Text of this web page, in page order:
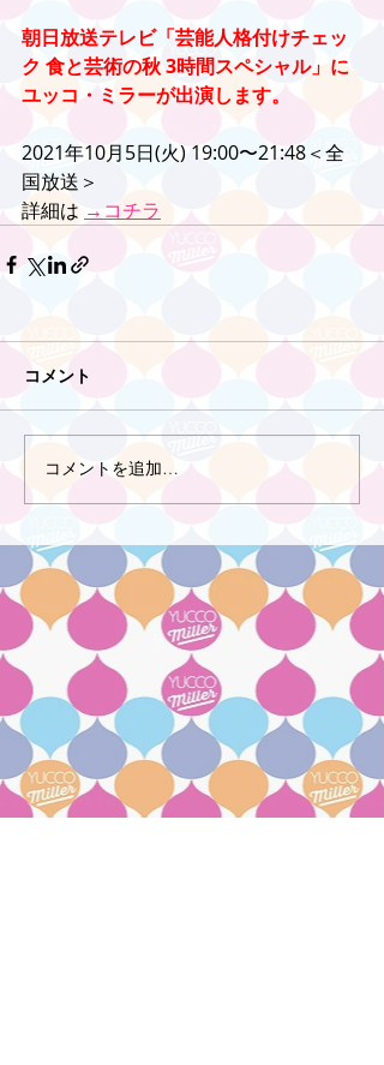
朝日放送テレビ「芸能人格付けチェッ
ク 食と芸術の秋 3時間スペシャル」に
ユッコ・ミラーが出演します。
2021年10月5日(火) 19:00〜21:48＜全
国放送＞
詳細は →コチラ
コメント
コメントを追加…